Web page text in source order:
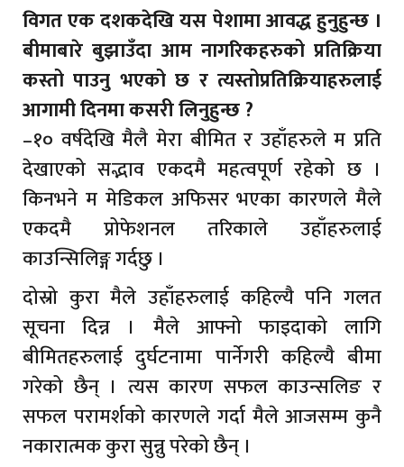
विगत एक दशकदेखि यस पेशामा आवद्ध हुनुहुन्छ ।
बीमाबारे बुझाउँदा आम नागरिकहरुको प्रतिक्रिया
कस्तो पाउनु भएको छ र त्यस्तोप्रतिक्रियाहरुलाई
आगामी दिनमा कसरी लिनुहुन्छ ?
–१० वर्षदेखि मैलै मेरा बीमित र उहाँहरुले म प्रति
देखाएको सद्भाव एकदमै महत्वपूर्ण रहेको छ ।
किनभने म मेडिकल अफिसर भएका कारणले मैले
एकदमै प्रोफेशनल तरिकाले उहाँहरुलाई
काउन्सिलिङ्ग गर्दछु ।
दोस्रो कुरा मैले उहाँहरुलाई कहिल्यै पनि गलत
सूचना दिन्न । मैले आफ्नो फाइदाको लागि
बीमितहरुलाई दुर्घटनामा पार्नेगरी कहिल्यै बीमा
गरेको छैन् । त्यस कारण सफल काउन्सलिङ र
सफल परामर्शको कारणले गर्दा मैले आजसम्म कुनै
नकारात्मक कुरा सुन्नु परेको छैन् ।